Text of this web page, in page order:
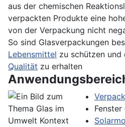
aus der chemischen
verpackten Produkte eine
von der Verpackung nicht
So sind Glasverpackungen
Lebensmittel zu schützen und
Qualität zu erhalten
Fenster